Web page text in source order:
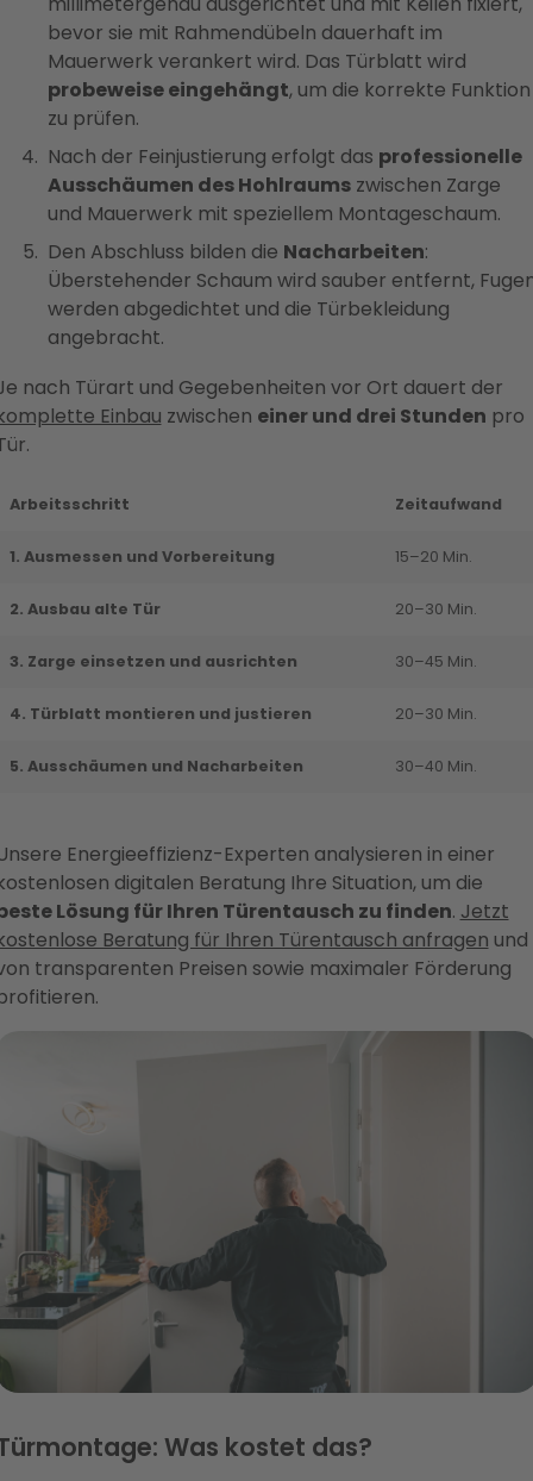
bevor sie mit Rahmendübeln dauerhaft im
Mauerwerk verankert wird. Das Türblatt wird
probeweise eingehängt, um die korrekte Funktion
zu prüfen.
Nach der Feinjustierung erfolgt das professionelle
Ausschäumen des Hohlraumszwischen Zarge
und Mauerwerk mit speziellem Montageschaum.
Den Abschluss bilden die Nacharbeiten:
Überstehender Schaum wird sauber entfernt,
werden abgedichtet und die Türbekleidung
angebracht.
nach Türart und Gegebenheiten vor Ort dauert der
Einbau zwischen einer und drei Stunden pro
Arbeitsschritt Zeitaufwand
1. Ausmessen und Vorbereitung 15–20 Min.
2. Ausbau alte Tür 20–30 Min.
3. Zarge einsetzen und ausrichten 30–45 Min.
4. Türblatt montieren und justieren 20–30 Min.
5. Ausschäumen und Nacharbeiten 30–40 Min.
Energieeffizienz-Experten analysieren in einer
digitalen Beratung Ihre Situation, um die
Lösung für Ihren Türentausch zu finden. Jetzt
Beratung für Ihren Türentausch anfragen und
transparenten Preisen sowie maximaler Förderung
Was kostet das?